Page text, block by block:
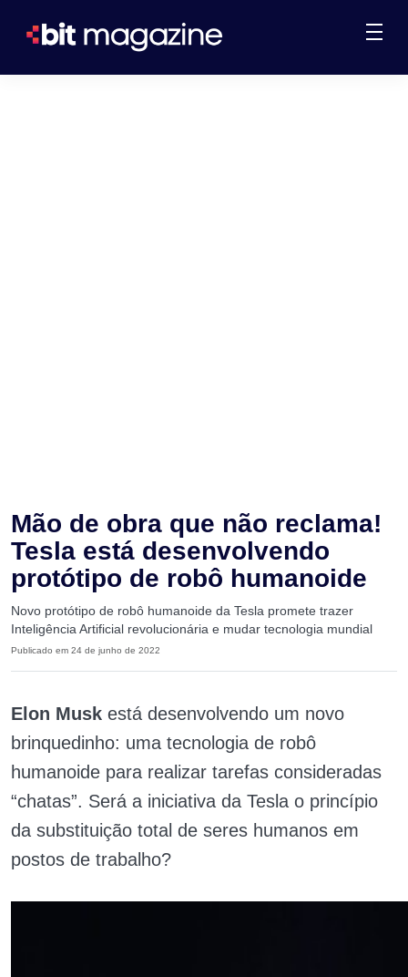
Mão de obra que não reclama!
Tesla está desenvolvendo
protótipo de robô humanoide
Novo protótipo de robô humanoide da Tesla promete trazer
Inteligência Artificial revolucionária e mudar tecnologia mundial
Publicado em 24 de junho de 2022
Elon Musk está desenvolvendo um novo
brinquedinho: uma tecnologia de robô
humanoide para realizar tarefas consideradas
“chatas”. Será a iniciativa da Tesla o princípio
da substituição total de seres humanos em
postos de trabalho?